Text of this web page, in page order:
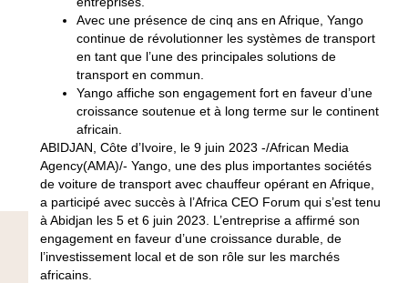
Avec une présence de cinq ans en Afrique, Yango
continue de révolutionner les systèmes de transport
en tant que l’une des principales solutions de
transport en commun.
Yango affiche son engagement fort en faveur d’une
croissance soutenue et à long terme sur le continent
africain.
ABIDJAN, Côte d’Ivoire, le 9 juin 2023 -/African Media
Agency(AMA)/- Yango, une des plus importantes sociétés
de voiture de transport avec chauffeur opérant en Afrique,
a participé avec succès à l’Africa CEO Forum qui s’est tenu
à Abidjan les 5 et 6 juin 2023. L’entreprise a affirmé son
engagement en faveur d’une croissance durable, de
l’investissement local et de son rôle sur les marchés
africains.